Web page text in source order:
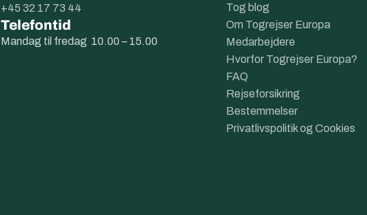
+45 32 17 73 44
Telefontid
Mandag til fredag 10.00 – 15.00
Tog blog
Om Togrejser Europa
Medarbejdere
Hvorfor Togrejser Europa?
FAQ
Rejseforsikring
Bestemmelser
Privatlivspolitik og Cookies